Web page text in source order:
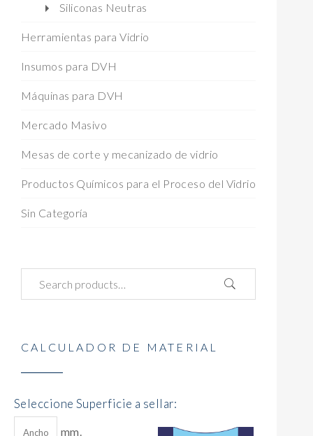
Siliconas Neutras
Herramientas para Vidrio
Insumos para DVH
Máquinas para DVH
Mercado Masivo
Mesas de corte y mecanizado de vidrio
Productos Químicos para el Proceso del Vidrio
Sin Categoría
CALCULADOR DE MATERIAL
Seleccione Superficie a sellar:
mm.